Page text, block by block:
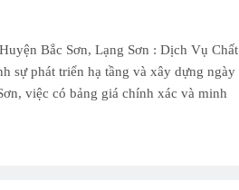
Bắc Sơn, Lạng Sơn : Dịch Vụ Chất
sự phát triển hạ tầng và xây dựng ngày
việc có bảng giá chính xác và minh